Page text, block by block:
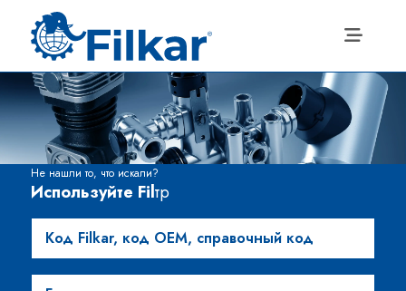
Не нашли то, что искали?
Используйте Filтр